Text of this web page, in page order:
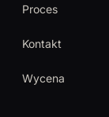
Proces
Kontakt
Wycena